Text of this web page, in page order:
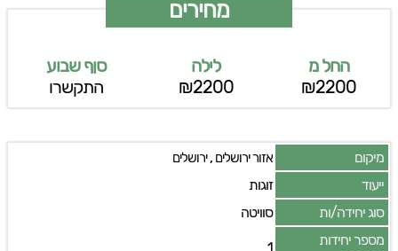
מחירים
החל מ
₪2200
לילה
₪2200
סןף שבוע
התקשרו
מיקום אזור ירושלים,ירושלים
ייעוד
זוגות
סוג יחידה/ות
סוויטה
מספר יחידות